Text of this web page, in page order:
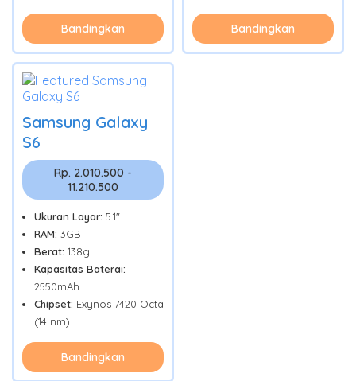
Bandingkan Bandingkan
Samsung Galaxy
S6
Rp. 2.010.500 -
11.210.500
Ukuran Layar: 5.1"
RAM: 3GB
Berat: 138g
Kapasitas Baterai:
2550mAh
Chipset: Exynos 7420 Octa
(14 nm)
Bandingkan